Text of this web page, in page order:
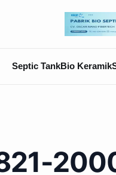
Septic TankBio Keramik